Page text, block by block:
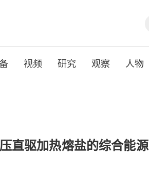
视频 研究 观察 人物
直驱加热熔盐的综合能源